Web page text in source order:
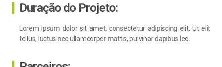
Duração do Projeto:
Lorem ipsum dolor sit amet, consectetur adipiscing elit. Ut elit
tellus, luctus nec ullamcorper mattis, pulvinar dapibus leo.